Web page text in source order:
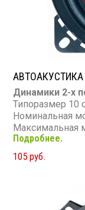
АВТОАКУСТИКА
Динамики 2-х
Типоразмер 10
Номинальная
Максимальная
Диапазон
Сопротивление:
Подробнее.
105 руб.